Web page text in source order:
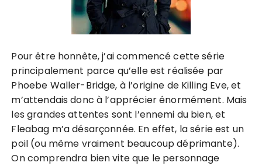
Pour être honnête, j’ai commencé cette série
principalement parce qu’elle est réalisée par
Phoebe Waller-Bridge, à l’origine de Killing Eve, et
m’attendais donc à l’apprécier énormément. Mais
les grandes attentes sont l’ennemi du bien, et
Fleabag m’a désarçonnée. En effet, la série est un
poil (ou même vraiment beaucoup déprimante).
On comprendra bien vite que le personnage